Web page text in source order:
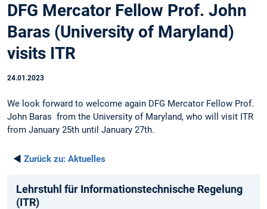
DFG Mercator Fellow Prof. John
Baras (University of Maryland)
visits ITR
24.01.2023
We look forward to welcome again DFG Mercator Fellow Prof.
John Baras from the University of Maryland, who will visit ITR
from January 25th until January 27th.
◄ Zurück zu: Aktuelles
Lehrstuhl für Informationstechnische Regelung
(ITR)